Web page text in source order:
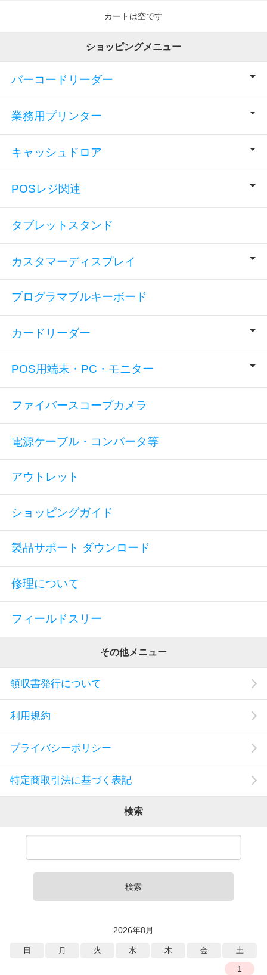
カートは空です
ショッピングメニュー
バーコードリーダー
業務用プリンター
キャッシュドロア
POSレジ関連
タブレットスタンド
カスタマーディスプレイ
プログラマブルキーボード
カードリーダー
POS用端末・PC・モニター
ファイバースコープカメラ
電源ケーブル・コンバータ等
アウトレット
ショッピングガイド
製品サポート ダウンロード
修理について
フィールドスリー
その他メニュー
領収書発行について
利用規約
プライバシーポリシー
特定商取引法に基づく表記
検索
検索
2026年8月
日 月 火 水 木 金 土
1